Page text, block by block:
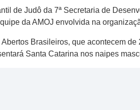
de Judô da 7ª Secretaria de
da AMOJ envolvida na
Brasileiros, que acontecem
Santa Catarina nos naipes